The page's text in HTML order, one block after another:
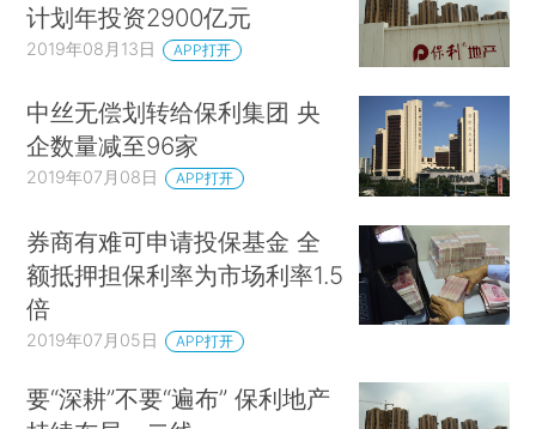
计划年投资2900亿元
2019年08月13日 APP打开
中丝无偿划转给保利集团 央
企数量减至96家
2019年07月08日 APP打开
券商有难可申请投保基金 全
额抵押担保利率为市场利率1.5
倍
2019年07月05日 APP打开
要“深耕”不要“遍布” 保利地产